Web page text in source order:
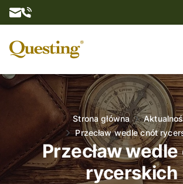
O nas
Oferta
Aktualności
Kontakt
Strona główna
Przecław wedle cnót
Przecław
rycerskich